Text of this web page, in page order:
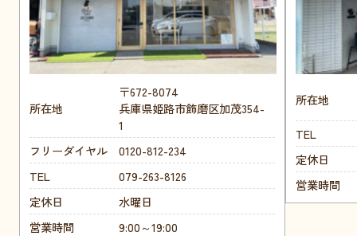
所在地
〒672-8074
兵庫県姫路市飾磨区加茂354-
1
フリーダイヤル
0120-812-234
TEL
079-263-8126
定休日
水曜日
営業時間
9:00～19:00
所在地
TEL
定休日
営業時間